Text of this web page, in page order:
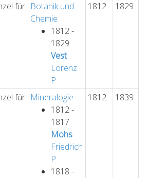
für Botanik und
Chemie
1812 -
1829
Vest
Lorenz
P
1812 1829
für Mineralogie
1812 -
1817
Mohs
Friedrich
P
1818 -
1812 1839